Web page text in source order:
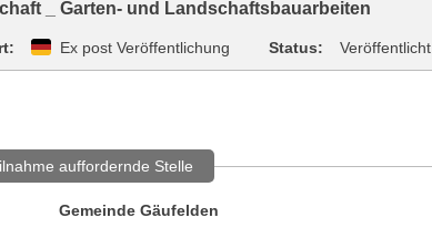
_ Garten- und Landschaftsbauarbeiten
Ex post Veröffentlichung Status: Veröffentlicht
auffordernde Stelle
Gemeinde Gäufelden